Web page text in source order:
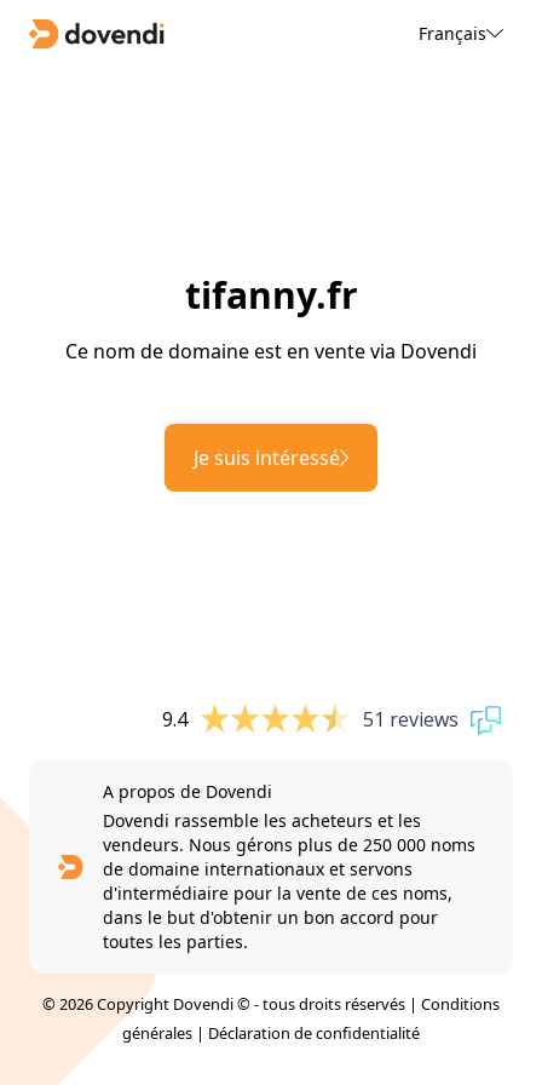
Français
tifanny.fr
Ce nom de domaine est en vente via Dovendi
Je suis intéressé
9.4 51 reviews
A propos de Dovendi
Dovendi rassemble les acheteurs et les
vendeurs. Nous gérons plus de 250 000 noms
de domaine internationaux et servons
d'intermédiaire pour la vente de ces noms,
dans le but d'obtenir un bon accord pour
toutes les parties.
© 2026 Copyright Dovendi © - tous droits réservés | Conditions
générales | Déclaration de confidentialité